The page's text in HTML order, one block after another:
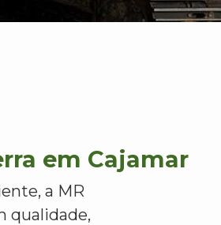
em Cajamar
a MR
qualidade,